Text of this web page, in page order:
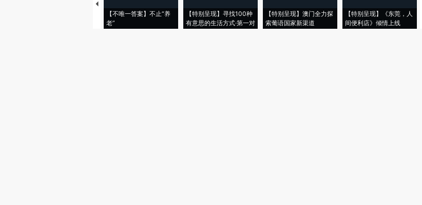
【不唯一答案】不止“养
老”
【特别呈现】寻找100种
有意思的生活方式·第一对
【特别呈现】澳门全力探
索葡语国家新渠道
【特别呈现】《东莞，人
间便利店》倾情上线